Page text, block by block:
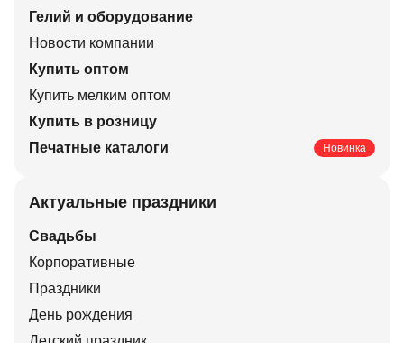
Гелий и оборудование
Новости компании
Купить оптом
Купить мелким оптом
Купить в розницу
Печатные каталоги
Новинка
Актуальные праздники
Свадьбы
Корпоративные
Праздники
День рождения